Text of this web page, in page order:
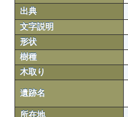
出典
文字説明
形状
樹種
木取り
遺跡名
所在地